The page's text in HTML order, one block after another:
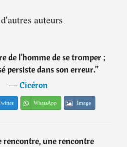
auteurs
de l'homme de se tromper ;
persiste dans son erreur.”
―Cicéron
WhatsApp Image
rencontre, une rencontre